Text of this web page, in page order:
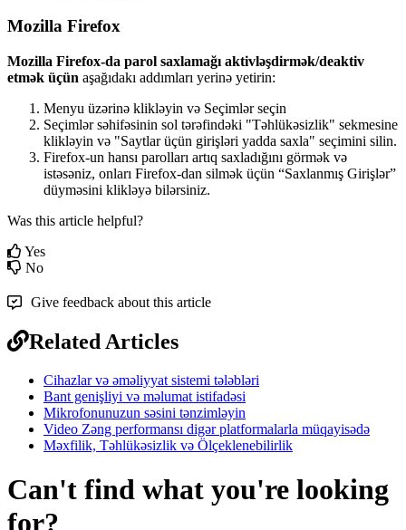
Mozilla Firefox
Mozilla Firefox-da parol saxlamağı aktivləşdirmək/deaktiv
etmək üçün aşağıdakı addımları yerinə yetirin:
Menyu üzərinə klikləyin və Seçimlər seçin
Seçimlər səhifəsinin sol tərəfindəki "Təhlükəsizlik" sekmesine
klikləyin və "Saytlar üçün girişləri yadda saxla" seçimini silin.
Firefox-un hansı parolları artıq saxladığını görmək və
istəsəniz, onları Firefox-dan silmək üçün “Saxlanmış Girişlər”
düyməsini klikləyə bilərsiniz.
Was this article helpful?
Yes
No
Give feedback about this article
Related Articles
Cihazlar və əməliyyat sistemi tələbləri
Bant genişliyi və məlumat istifadəsi
Mikrofonunuzun səsini tənzimləyin
Video Zəng performansı digər platformalarla müqayisədə
Məxfilik, Təhlükəsizlik və Ölçeklenebilirlik
Can't find what you're looking
for?